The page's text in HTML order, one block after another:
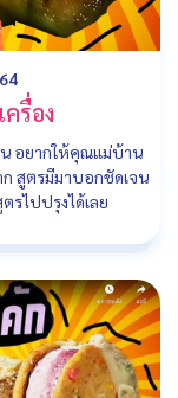
รื่อง
น อยากให้คุณแม่บ้าน
สูตรมีมาบอกชัดเจน
รไปปรุงได้เลย